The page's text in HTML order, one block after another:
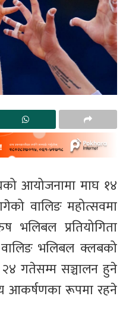
आयोजनामा माघ १४
वालिङ महोत्सवमा
भलिबल प्रतियोगिता
भलिबल क्लबको
गतेसम्म सञ्चालन हुने
आकर्षणका रूपमा रहने